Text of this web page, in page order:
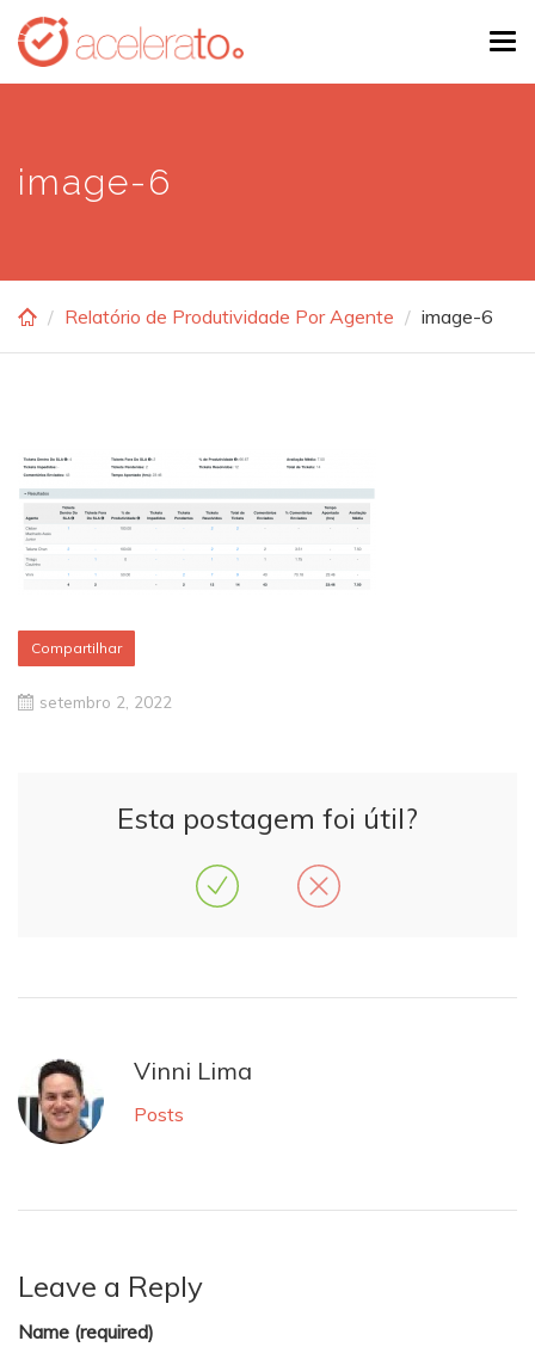
Skip
main
image-6
Relatório de Produtividade Por Agente image-6
Compartilhar
setembro 2, 2022
Esta postagem foi útil?
Vinni Lima
Posts
Leave a Reply
Name (required)